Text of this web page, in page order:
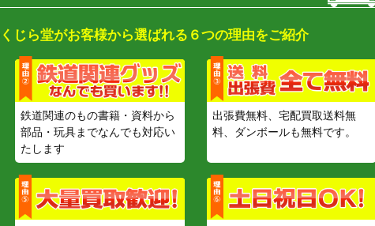
じら堂がお客様から選ばれる６つの理由をご紹介
鉄道関連のもの書籍・資料から
部品・玩具までなんでも対応い
たします
出張費無料、宅配買取送料無
料、ダンボールも無料です。